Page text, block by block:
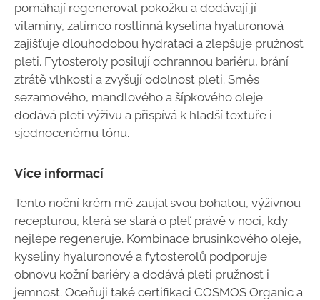
pomáhají regenerovat pokožku a dodávají jí
vitamíny, zatímco rostlinná kyselina hyaluronová
zajišťuje dlouhodobou hydrataci a zlepšuje pružnost
pleti. Fytosteroly posilují ochrannou bariéru, brání
ztrátě vlhkosti a zvyšují odolnost pleti. Směs
sezamového, mandlového a šípkového oleje
dodává pleti výživu a přispívá k hladší textuře i
sjednocenému tónu.
Více informací
Tento noční krém mě zaujal svou bohatou, výživnou
recepturou, která se stará o pleť právě v noci, kdy
nejlépe regeneruje. Kombinace brusinkového oleje,
kyseliny hyaluronové a fytosterolů podporuje
obnovu kožní bariéry a dodává pleti pružnost i
jemnost. Oceňuji také certifikaci COSMOS Organic a